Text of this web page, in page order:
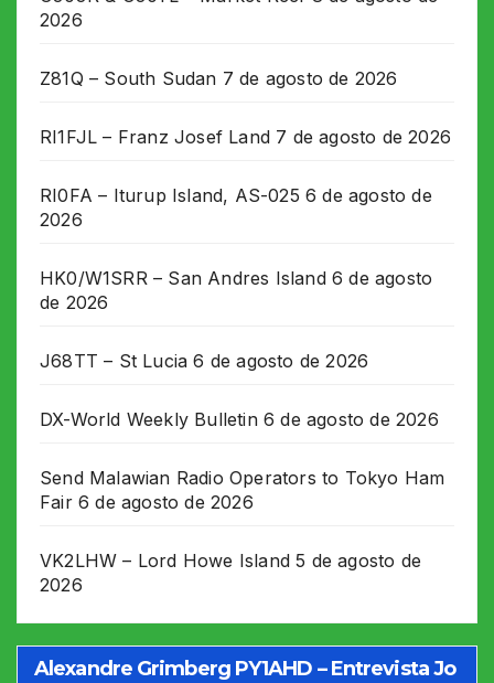
2026
Z81Q – South Sudan 7 de agosto de 2026
RI1FJL – Franz Josef Land 7 de agosto de 2026
RI0FA – Iturup Island, AS-025 6 de agosto de
2026
HK0/W1SRR – San Andres Island 6 de agosto
de 2026
J68TT – St Lucia 6 de agosto de 2026
DX-World Weekly Bulletin 6 de agosto de 2026
Send Malawian Radio Operators to Tokyo Ham
Fair 6 de agosto de 2026
VK2LHW – Lord Howe Island 5 de agosto de
2026
Alexandre Grimberg PY1AHD – Entrevista Jo